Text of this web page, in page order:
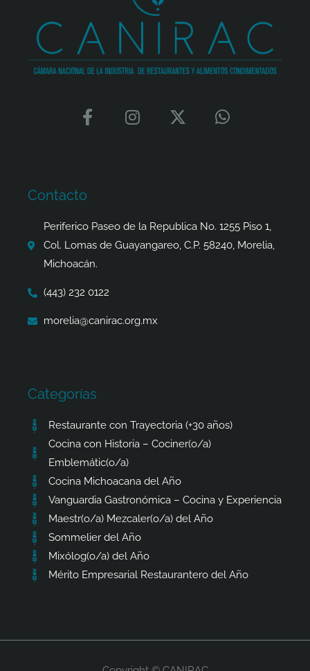
F
a
o
k
-
f
I
n
a
m
X
-
e
r
W
h
p
Contacto
Periferico Paseo de la Republica No. 1255 Piso 1,
Col. Lomas de Guayangareo, C.P. 58240, Morelia,
Michoacán.
(443) 232 0122
morelia@canirac.org.mx
Categorías
Restaurante con Trayectoria (+30 años)
Cocina con Historia – Cociner(o/a)
Emblemátic(o/a)
Cocina Michoacana del Año
Vanguardia Gastronómica – Cocina y Experiencia
Maestr(o/a) Mezcaler(o/a) del Año
Sommelier del Año
Mixólog(o/a) del Año
Mérito Empresarial Restaurantero del Año